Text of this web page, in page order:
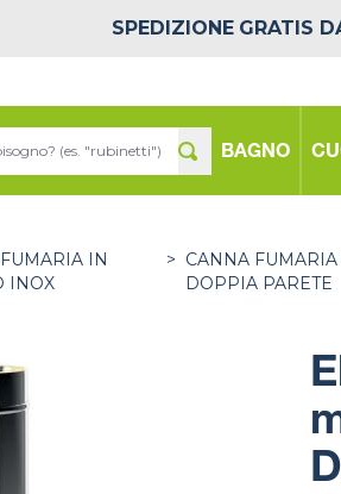
SPEDIZIONE GRATIS
BAGNO
IN
INOX
> CANNA FUMARIA
DOPPIA PARETE